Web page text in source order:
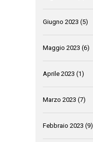
Giugno 2023 (5)
Maggio 2023 (6)
Aprile 2023 (1)
Marzo 2023 (7)
Febbraio 2023 (9)